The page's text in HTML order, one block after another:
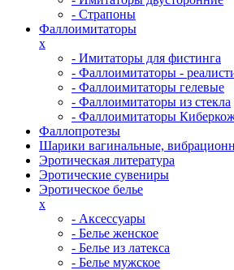
- Страпоны
Фаллоимитаторы
x
- Имитаторы для фистинга
- Фаллоимитаторы -
- Фаллоимитаторы гелевые
- Фаллоимитаторы из стекла
- Фаллоимитаторы
Фаллопротезы
Шарики вагинальные,
Эротическая литература
Эротические сувениры
Эротическое белье
x
- Аксессуары
- Белье женское
- Белье из латекса
- Белье мужское